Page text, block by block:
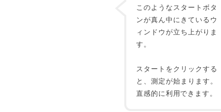
このようなスタートボタ
ンが真ん中にきているウ
ィンドウが立ち上がりま
す。
スタートをクリックする
と、測定が始まります。
直感的に利用できます。